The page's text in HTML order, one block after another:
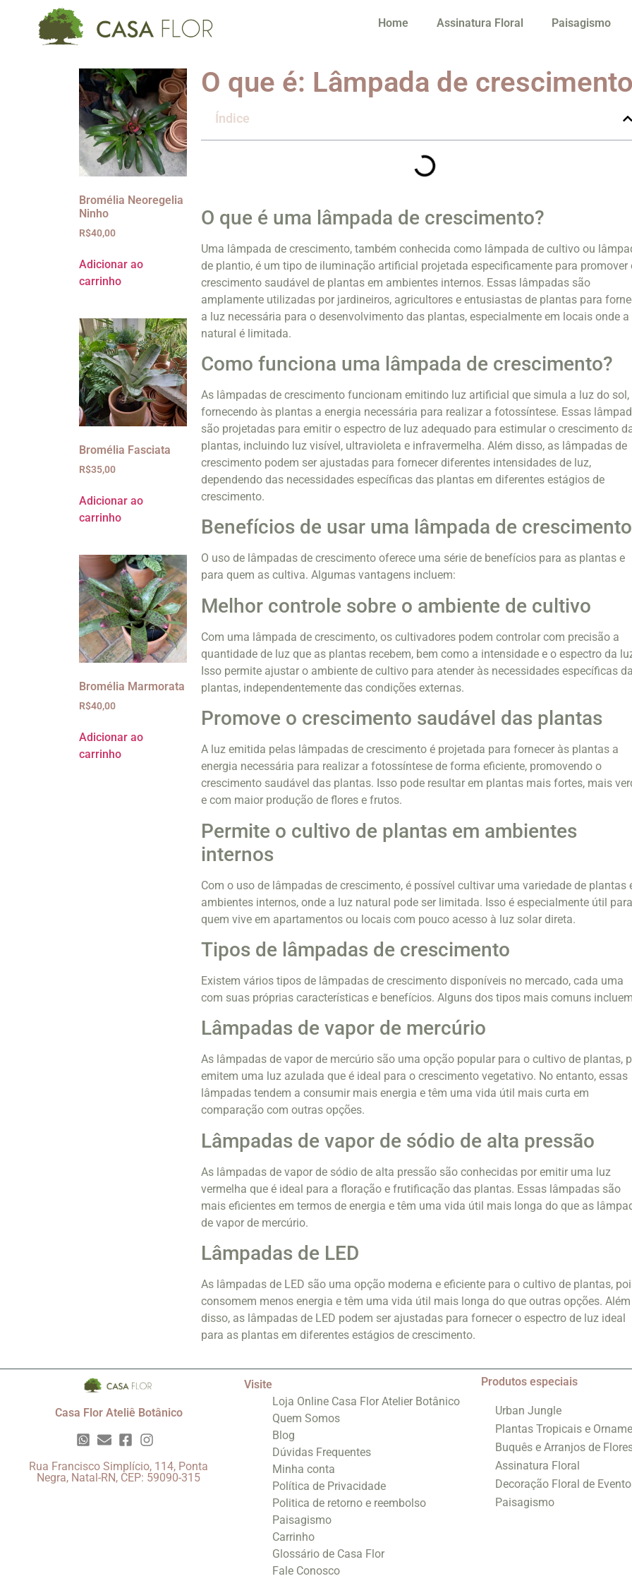
Home Assinatura Floral Paisagismo
Bromélia Neoregelia
Ninho
R$40,00
Adicionar ao
carrinho
Bromélia Fasciata
R$35,00
Adicionar ao
carrinho
Bromélia Marmorata
R$40,00
Adicionar ao
carrinho
O que é: Lâmpada de crescimento
Índice
O que é uma lâmpada de crescimento?
Uma lâmpada de crescimento, também conhecida como lâmpada de cultivo ou
de plantio, é um tipo de iluminação artificial projetada especificamente para promover
crescimento saudável de plantas em ambientes internos. Essas lâmpadas são
amplamente utilizadas por jardineiros, agricultores e entusiastas de plantas para
a luz necessária para o desenvolvimento das plantas, especialmente em locais onde a
natural é limitada.
Como funciona uma lâmpada de crescimento?
As lâmpadas de crescimento funcionam emitindo luz artificial que simula a luz do sol,
fornecendo às plantas a energia necessária para realizar a fotossíntese. Essas
são projetadas para emitir o espectro de luz adequado para estimular o crescimento
plantas, incluindo luz visível, ultravioleta e infravermelha. Além disso, as lâmpadas de
crescimento podem ser ajustadas para fornecer diferentes intensidades de luz,
dependendo das necessidades específicas das plantas em diferentes estágios de
crescimento.
Benefícios de usar uma lâmpada de crescimento
O uso de lâmpadas de crescimento oferece uma série de benefícios para as plantas e
para quem as cultiva. Algumas vantagens incluem:
Melhor controle sobre o ambiente de cultivo
Com uma lâmpada de crescimento, os cultivadores podem controlar com precisão a
quantidade de luz que as plantas recebem, bem como a intensidade e o espectro da
Isso permite ajustar o ambiente de cultivo para atender às necessidades específicas
plantas, independentemente das condições externas.
Promove o crescimento saudável das plantas
A luz emitida pelas lâmpadas de crescimento é projetada para fornecer às plantas a
energia necessária para realizar a fotossíntese de forma eficiente, promovendo o
crescimento saudável das plantas. Isso pode resultar em plantas mais fortes, mais
e com maior produção de flores e frutos.
Permite o cultivo de plantas em ambientes
internos
Com o uso de lâmpadas de crescimento, é possível cultivar uma variedade de plantas
ambientes internos, onde a luz natural pode ser limitada. Isso é especialmente útil para
quem vive em apartamentos ou locais com pouco acesso à luz solar direta.
Tipos de lâmpadas de crescimento
Existem vários tipos de lâmpadas de crescimento disponíveis no mercado, cada uma
com suas próprias características e benefícios. Alguns dos tipos mais comuns
Lâmpadas de vapor de mercúrio
As lâmpadas de vapor de mercúrio são uma opção popular para o cultivo de plantas,
emitem uma luz azulada que é ideal para o crescimento vegetativo. No entanto, essas
lâmpadas tendem a consumir mais energia e têm uma vida útil mais curta em
comparação com outras opções.
Lâmpadas de vapor de sódio de alta pressão
As lâmpadas de vapor de sódio de alta pressão são conhecidas por emitir uma luz
vermelha que é ideal para a floração e frutificação das plantas. Essas lâmpadas são
mais eficientes em termos de energia e têm uma vida útil mais longa do que as
de vapor de mercúrio.
Lâmpadas de LED
As lâmpadas de LED são uma opção moderna e eficiente para o cultivo de plantas,
consomem menos energia e têm uma vida útil mais longa do que outras opções. Além
disso, as lâmpadas de LED podem ser ajustadas para fornecer o espectro de luz ideal
para as plantas em diferentes estágios de crescimento.
Casa Flor Ateliê Botânico
Rua Francisco Simplício, 114, Ponta
Negra, Natal-RN, CEP: 59090-315
Visite
Loja Online Casa Flor Atelier Botânico
Quem Somos
Blog
Dúvidas Frequentes
Minha conta
Política de Privacidade
Politica de retorno e reembolso
Paisagismo
Carrinho
Glossário de Casa Flor
Fale Conosco
Produtos especiais
Urban Jungle
Plantas Tropicais e
Buquês e Arranjos de
Assinatura Floral
Decoração Floral de
Paisagismo